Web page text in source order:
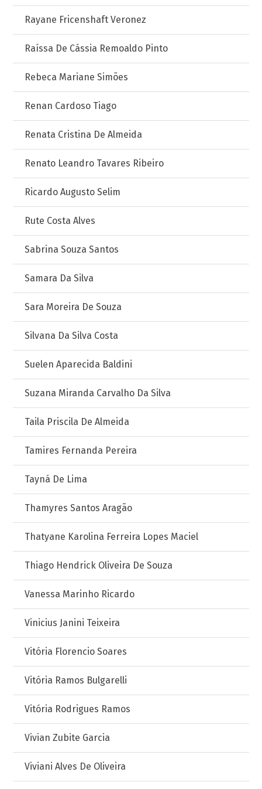
Rayane Fricenshaft Veronez
Raíssa De Cássia Remoaldo Pinto
Rebeca Mariane Simões
Renan Cardoso Tiago
Renata Cristina De Almeida
Renato Leandro Tavares Ribeiro
Ricardo Augusto Selim
Rute Costa Alves
Sabrina Souza Santos
Samara Da Silva
Sara Moreira De Souza
Silvana Da Silva Costa
Suelen Aparecida Baldini
Suzana Miranda Carvalho Da Silva
Taila Priscila De Almeida
Tamires Fernanda Pereira
Tayná De Lima
Thamyres Santos Aragão
Thatyane Karolina Ferreira Lopes Maciel
Thiago Hendrick Oliveira De Souza
Vanessa Marinho Ricardo
Vinicius Janini Teixeira
Vitória Florencio Soares
Vitória Ramos Bulgarelli
Vitória Rodrigues Ramos
Vivian Zubite Garcia
Viviani Alves De Oliveira